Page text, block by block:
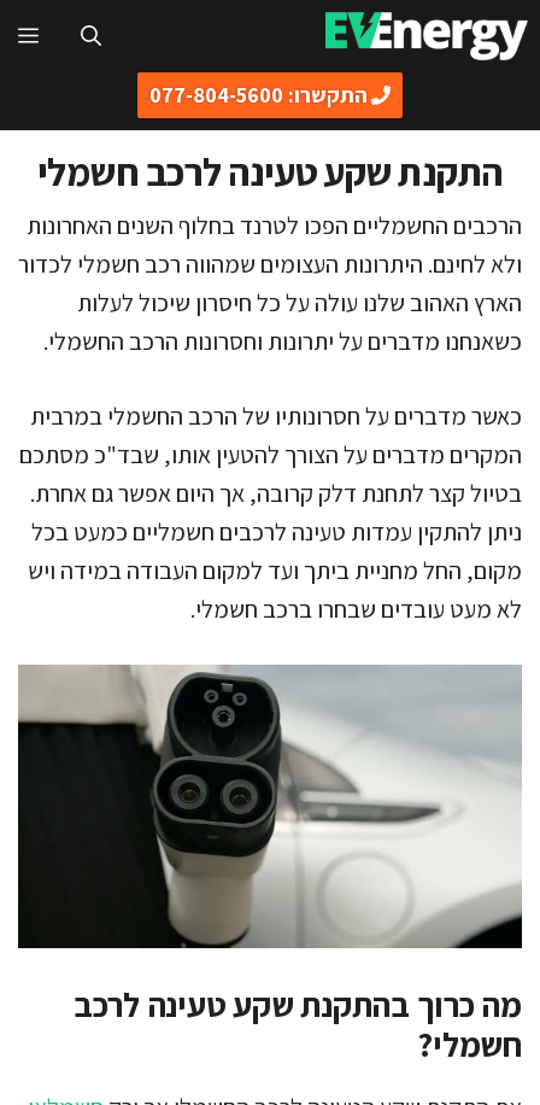
לדלג
לתוכן
התקשרו: 077-804-5600
התקנת שקע טעינה לרכב חשמלי
הרכבים החשמליים הפכו לטרנד בחלוף השנים האחרונות
ולא לחינם. היתרונות העצומים שמהווה רכב חשמלי לכדור
הארץ האהוב שלנו עולה על כל חיסרון שיכול לעלות
כשאנחנו מדברים על יתרונות וחסרונות הרכב החשמלי.
כאשר מדברים על חסרונותיו של הרכב החשמלי במרבית
המקרים מדברים על הצורך להטעין אותו, שבד"כ מסתכם
בטיול קצר לתחנת דלק קרובה, אך היום אפשר גם אחרת.
ניתן להתקין עמדות טעינה לרכבים חשמליים כמעט בכל
מקום, החל מחניית ביתך ועד למקום העבודה במידה ויש
לא מעט עובדים שבחרו ברכב חשמלי.
מה כרוך בהתקנת שקע טעינה לרכב
חשמלי?